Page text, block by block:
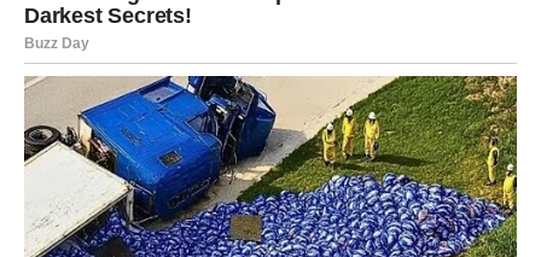
budućnosti shvatate da sigurnost ne dolazi iz navike, već
iz istine. Nešto što ste dugo tolerisali – u poslu, ljubavi ili
porodičnim odnosima – više ne može opstati.
Finansije se postepeno popravljaju, ali uz jednu važnu
lekciju: manje je više. U ljubavi, Bikovi ulaze u fazu
zrelijih izbora – nema više čekanja onih koji ne znaju šta
žele.